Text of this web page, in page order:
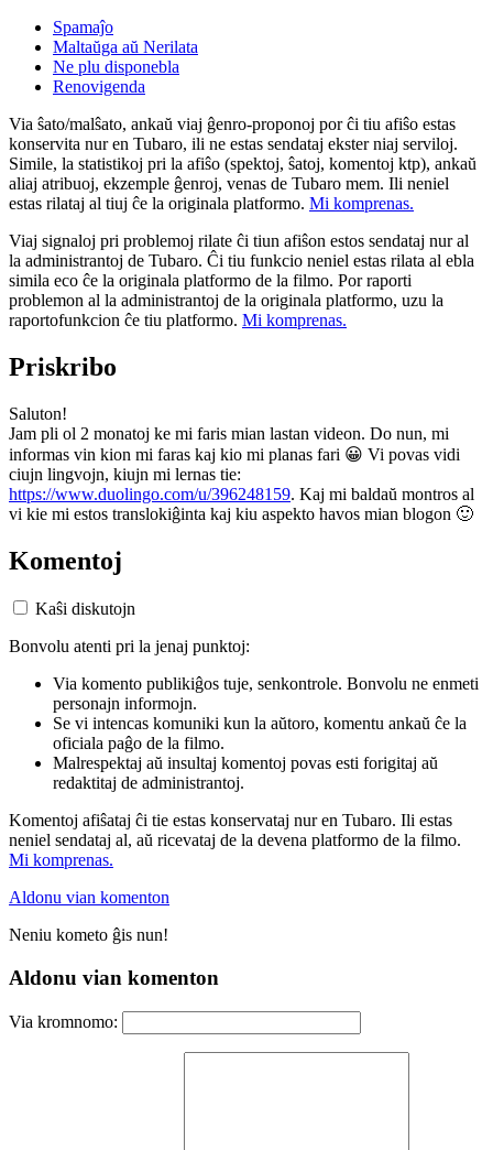
Spamaĵo
Maltaŭga aŭ Nerilata
Ne plu disponebla
Renovigenda
Via ŝato/malŝato, ankaŭ viaj ĝenro-proponoj por ĉi tiu afiŝo estas
konservita nur en Tubaro, ili ne estas sendataj ekster niaj serviloj.
Simile, la statistikoj pri la afiŝo (spektoj, ŝatoj, komentoj ktp), ankaŭ
aliaj atribuoj, ekzemple ĝenroj, venas de Tubaro mem. Ili neniel
estas rilataj al tiuj ĉe la originala platformo. Mi komprenas.
Viaj signaloj pri problemoj rilate ĉi tiun afiŝon estos sendataj nur al
la administrantoj de Tubaro. Ĉi tiu funkcio neniel estas rilata al ebla
simila eco ĉe la originala platformo de la filmo. Por raporti
problemon al la administrantoj de la originala platformo, uzu la
raportofunkcion ĉe tiu platformo. Mi komprenas.
Priskribo
Saluton!
Jam pli ol 2 monatoj ke mi faris mian lastan videon. Do nun, mi
informas vin kion mi faras kaj kio mi planas fari 😀 Vi povas vidi
ciujn lingvojn, kiujn mi lernas tie:
https://www.duolingo.com/u/396248159. Kaj mi baldaŭ montros al
vi kie mi estos translokiĝinta kaj kiu aspekto havos mian blogon 🙂
Komentoj
Kaŝi diskutojn
Bonvolu atenti pri la jenaj punktoj:
Via komento publikiĝos tuje, senkontrole. Bonvolu ne enmeti
personajn informojn.
Se vi intencas komuniki kun la aŭtoro, komentu ankaŭ ĉe la
oficiala paĝo de la filmo.
Malrespektaj aŭ insultaj komentoj povas esti forigitaj aŭ
redaktitaj de administrantoj.
Komentoj afiŝataj ĉi tie estas konservataj nur en Tubaro. Ili estas
neniel sendataj al, aŭ ricevataj de la devena platformo de la filmo.
Mi komprenas.
Aldonu vian komenton
Neniu kometo ĝis nun!
Aldonu vian komenton
Via kromnomo: